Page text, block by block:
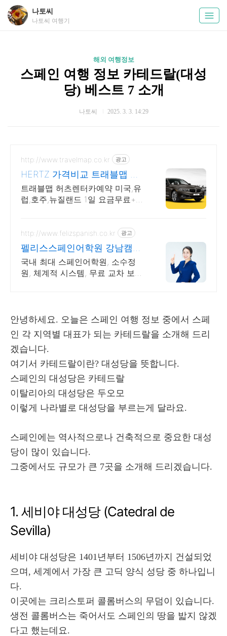
나토씨
나토씨 여행기
해외 여행정보
스페인 여행 정보 카테드랄(대성
당) 베스트 7 소개
나토씨 2025. 3. 3. 14:29
http://www.travelmap.co.kr 광고
HERTZ 가격비교 트래블맵 허
츠렌터카 10% 추가 할인
트래블맵 허츠렌터카예약 미국,유
럽,호주,뉴질랜드 1일 요금무료+추
http://www.felizspanish.co.kr 광고
펠리스스페인어학원 강남캠퍼
스
국내 최대 스페인어학원, 소수정
원, 체계적 시스템, 무료 교차 보강,
안녕하세요. 오늘은 스페인 여행 정보 중에서 스페
인 각 지역별 대표가 되는 카테드랄을 소개해 드리
겠습니다.
여기서 카테드랄이란? 대성당을 뜻합니다.
스페인의 대성당은 카테드랄
이탈리아의 대성당은 두오모
이렇게 나라별로 대성당을 부르는게 달라요.
스페인에는 역사적으로나 건축적으로 중요한 대성
당이 많이 있습니다.
그중에서도 규모가 큰 7곳을 소개해 드리겠습니다.
1. 세비야 대성당 (Catedral de
Sevilla)
세비야 대성당은 1401년부터 1506년까지 건설되었
으며, 세계에서 가장 큰 고딕 양식 성당 중 하나입니
다.
이곳에는 크리스토퍼 콜롬버스의 무덤이 있습니다.
생전 콜롬버스는 죽어서도 스페인의 땅을 밟지 않겠
다고 했는데요.